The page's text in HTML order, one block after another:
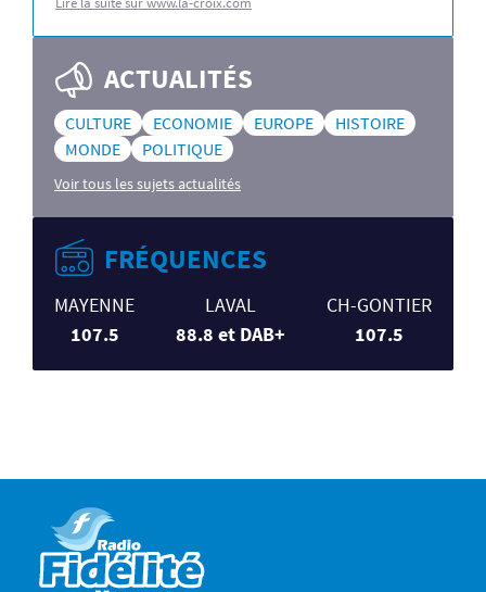
ACTUALITÉS
CULTURE ECONOMIE EUROPE
HISTOIRE
MONDE
POLITIQUE
Voir tous les sujets actualités
FRÉQUENCES
MAYENNE
107.5
LAVAL
88.8 et DAB+
CH-GONTIER
107.5